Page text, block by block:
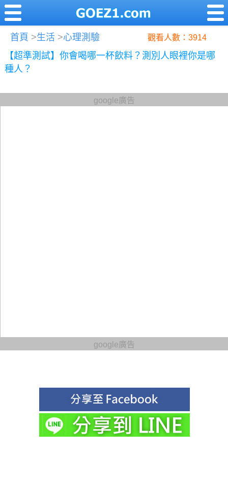
首頁 >生活 >心理測驗 觀看人數：3914
【超準測試】你會喝哪一杯飲料？測別人眼裡你是哪
種人？
google廣告
google廣告